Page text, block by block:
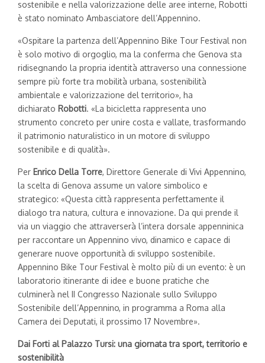
sostenibile e nella valorizzazione delle aree interne, Robotti
è stato nominato Ambasciatore dell’Appennino.
«Ospitare la partenza dell’Appennino Bike Tour Festival non
è solo motivo di orgoglio, ma la conferma che Genova sta
ridisegnando la propria identità attraverso una connessione
sempre più forte tra mobilità urbana, sostenibilità
ambientale e valorizzazione del territorio», ha
dichiarato Robotti. «La bicicletta rappresenta uno
strumento concreto per unire costa e vallate, trasformando
il patrimonio naturalistico in un motore di sviluppo
sostenibile e di qualità».
Per Enrico Della Torre, Direttore Generale di Vivi Appennino,
la scelta di Genova assume un valore simbolico e
strategico: «Questa città rappresenta perfettamente il
dialogo tra natura, cultura e innovazione. Da qui prende il
via un viaggio che attraverserà l’intera dorsale appenninica
per raccontare un Appennino vivo, dinamico e capace di
generare nuove opportunità di sviluppo sostenibile.
Appennino Bike Tour Festival è molto più di un evento: è un
laboratorio itinerante di idee e buone pratiche che
culminerà nel II Congresso Nazionale sullo Sviluppo
Sostenibile dell’Appennino, in programma a Roma alla
Camera dei Deputati, il prossimo 17 Novembre».
Dai Forti al Palazzo Tursi: una giornata tra sport, territorio e
sostenibilità